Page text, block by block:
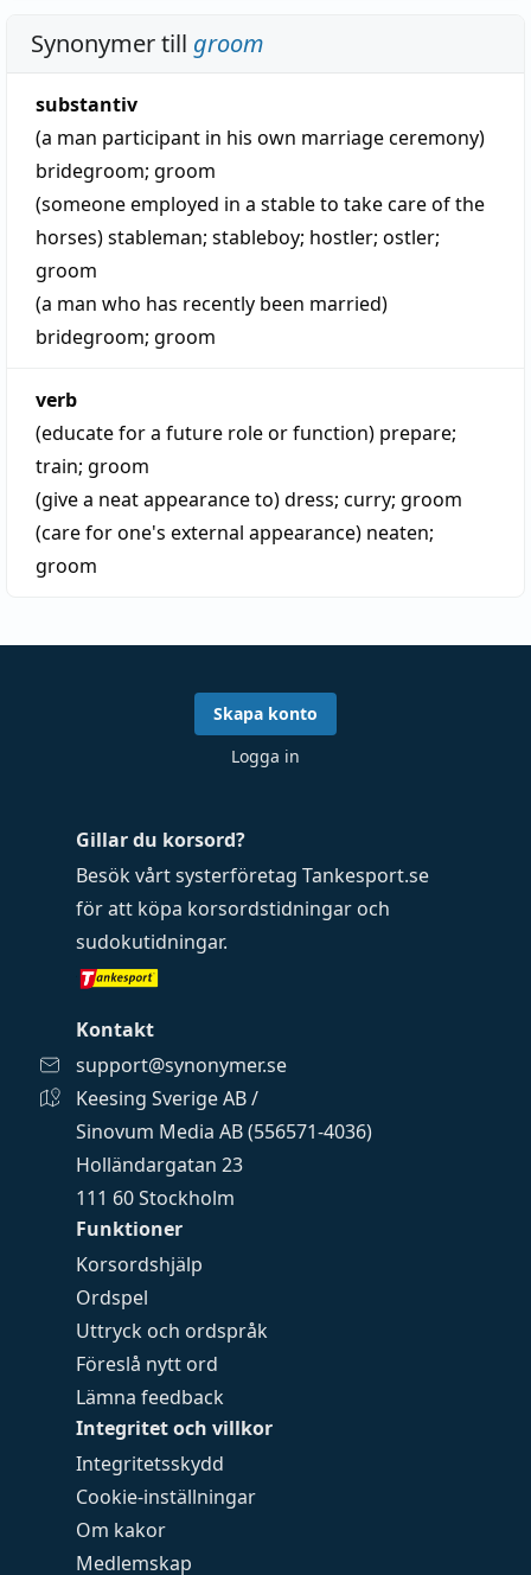
Synonymer till groom
substantiv
(a man participant in his own marriage ceremony)
bridegroom; groom
(someone employed in a stable to take care of the
horses)stableman; stableboy; hostler; ostler;
groom
(a man who has recently been married)
bridegroom; groom
verb
(educate for a future role or function) prepare;
train; groom
(give a neat appearance to)dress; curry; groom
(care for one's external appearance) neaten;
groom
Funktioner
Korsordshjälp
Ordspel
Uttryck och ordspråk
Föreslå nytt ord
Lämna feedback
Integritet och villkor
Integritetsskydd
Cookie-inställningar
Om kakor
Medlemskap
Gillar du korsord?
Besök vårt systerföretag Tankesport.se
för att köpa korsordstidningar och
sudokutidningar.
Kontakt
support@synonymer.se
Keesing Sverige AB /
Sinovum Media AB (556571-4036)
Holländargatan 23
111 60 Stockholm
Skapa konto
Logga in